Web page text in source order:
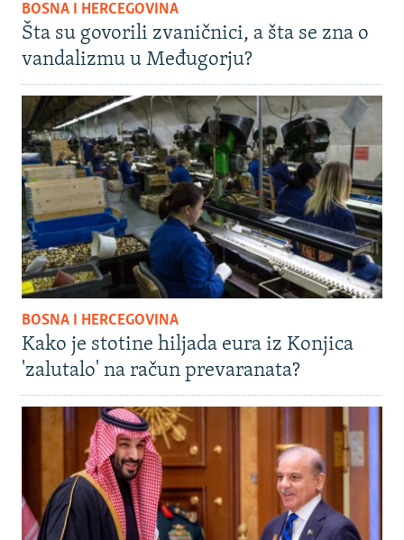
BOSNA I HERCEGOVINA
Šta su govorili zvaničnici, a šta se zna o
vandalizmu u Međugorju?
BOSNA I HERCEGOVINA
Kako je stotine hiljada eura iz Konjica
'zalutalo' na račun prevaranata?